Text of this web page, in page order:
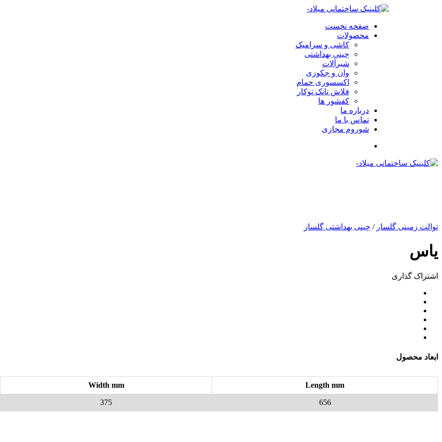
صفحه نخست
محصولات
کاشی و سرامیک
چینی بهداشتی
شیرآلات
وان و جکوزی
اکسسوری حمام
فلاش تانک توکار
کفشور ها
درباره ما
تماس با ما
شوروم مجازی
توالت زمینی گلسار / چینی بهداشتی گلسار
یاس
اشتراک ‌گذاری
ابعاد محصول
Length mm
Width mm
656
375